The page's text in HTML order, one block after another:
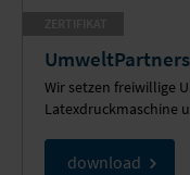
Wir setzen freiwillige
Latexdruckmaschine
download